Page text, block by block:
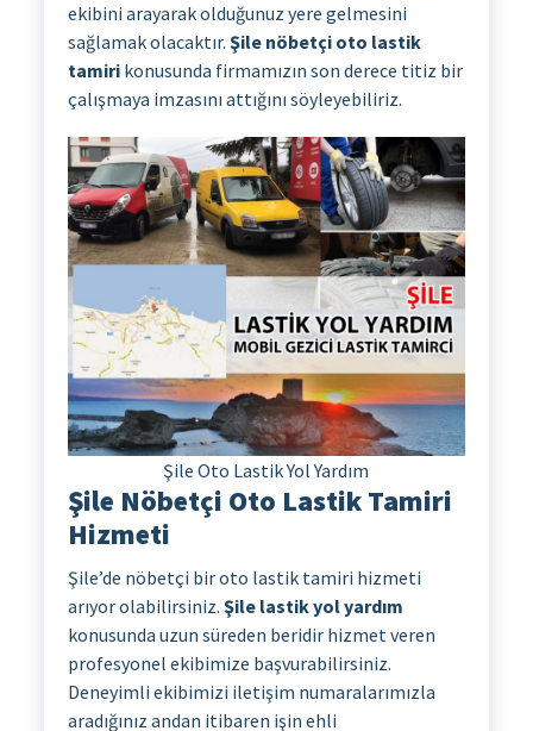
ekibini arayarak olduğunuz yere gelmesini
sağlamak olacaktır. Şile nöbetçi oto lastik
tamiri konusunda firmamızın son derece titiz bir
çalışmaya imzasını attığını söyleyebiliriz.
Şile Oto Lastik Yol Yardım
Şile Nöbetçi Oto Lastik Tamiri
Hizmeti
Şile’de nöbetçi bir oto lastik tamiri hizmeti
arıyor olabilirsiniz. Şile lastik yol yardım
konusunda uzun süreden beridir hizmet veren
profesyonel ekibimize başvurabilirsiniz.
Deneyimli ekibimizi iletişim numaralarımızla
aradığınız andan itibaren işin ehli